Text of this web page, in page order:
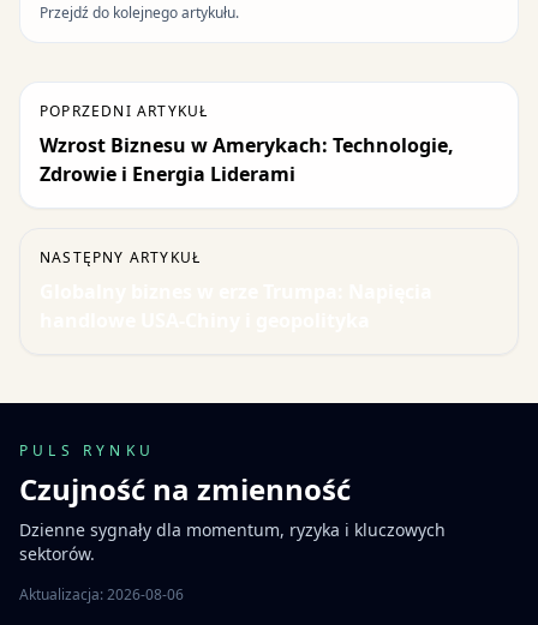
Przejdź do kolejnego artykułu.
POPRZEDNI ARTYKUŁ
Wzrost Biznesu w Amerykach: Technologie,
Zdrowie i Energia Liderami
NASTĘPNY ARTYKUŁ
PULS RYNKU
Czujność na zmienność
Dzienne sygnały dla momentum, ryzyka i kluczowych
sektorów.
Aktualizacja: 2026-08-06